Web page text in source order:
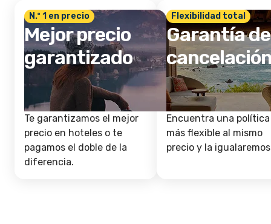
N.º 1 en precio
Mejor precio
garantizado
Te garantizamos el mejor
precio en hoteles o te
pagamos el doble de la
diferencia.
Flexibilidad total
Garantía de
Encuentra una política
más flexible al mismo
precio y la